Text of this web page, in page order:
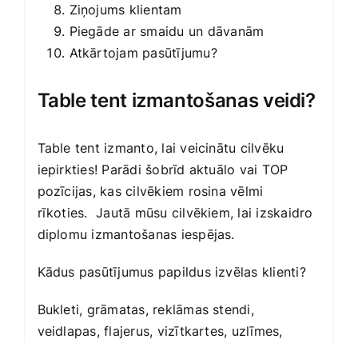
Ziņojums klientam
Piegāde ar smaidu un dāvanām
Atkārtojam pasūtījumu?
Table tent izmantošanas veidi?
Table tent izmanto, lai veicinātu cilvēku
iepirkties! Parādi šobrīd aktuālo vai TOP
pozīcijas, kas cilvēkiem rosina vēlmi
rīkoties. Jautā mūsu cilvēkiem, lai izskaidro
diplomu izmantošanas iespējas.
Kādus pasūtījumus papildus izvēlas klienti?
Bukleti, grāmatas, reklāmas stendi,
veidlapas,flajerus, vizītkartes, uzlīmes,